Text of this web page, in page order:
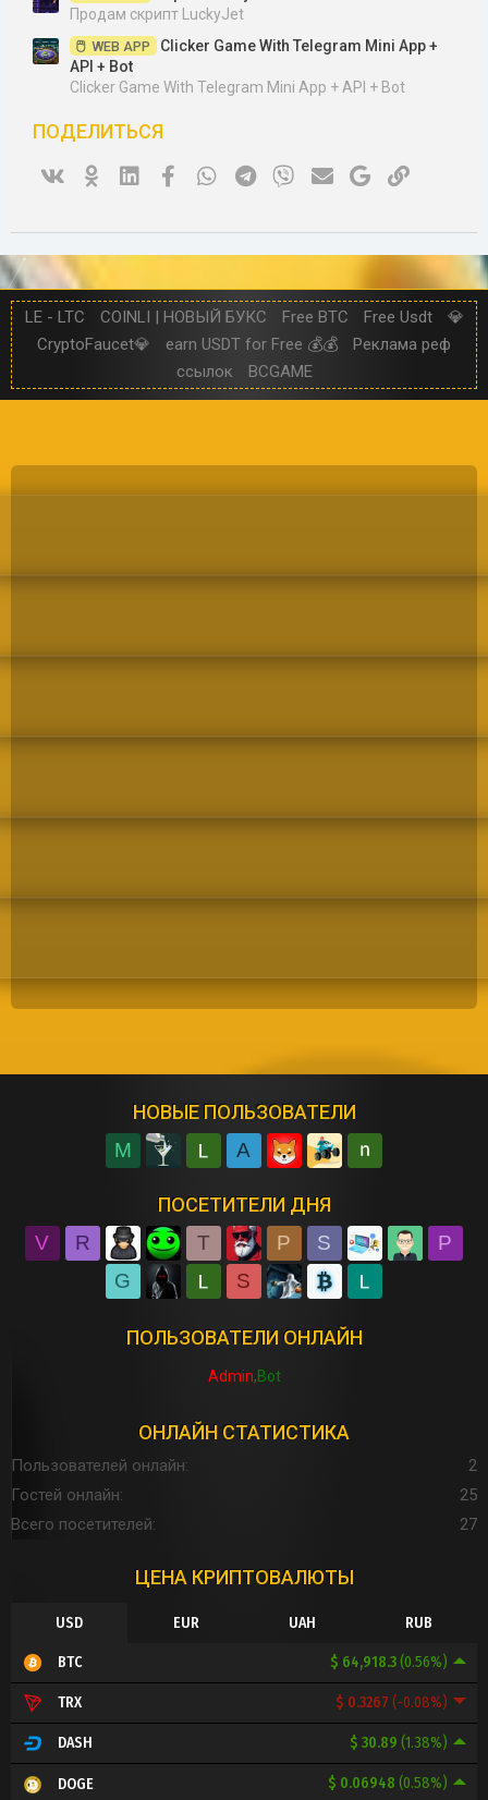
Продам скрипт LuckyJet
WEB APP
Clicker Game With Telegram Mini App +
API + Bot
Clicker Game With Telegram Mini App + API + Bot
ПОДЕЛИТЬСЯ
Ok Linked InFacebookWhatsAppTelegram
Viber Электронная почта
Google
LE - LTC COINLI | НОВЫЙ БУКС Free BTC Free Usdt
💎
CryptoFaucet💎
earn USDT for Free 💰💰
Реклама реф
ссылок
BCGAME
НОВЫЕ ПОЛЬЗОВАТЕЛИ
M A
ПОСЕТИТЕЛИ ДНЯ
V R T P S
P
G
S
ПОЛЬЗОВАТЕЛИ ОНЛАЙН
Admin Bot
ОНЛАЙН СТАТИСТИКА
Пользователей онлайн
2
Гостей онлайн
25
Всего посетителей
27
ЦЕНА КРИПТОВАЛЮТЫ
USD EUR UAH RUB
$ 64,918.3(0.56%)
BTC
$ 0.3267 (-0.08%)
TRX
$ 30.89 (1.38%)
DASH
$ 0.06948 (0.58%)
DOGE